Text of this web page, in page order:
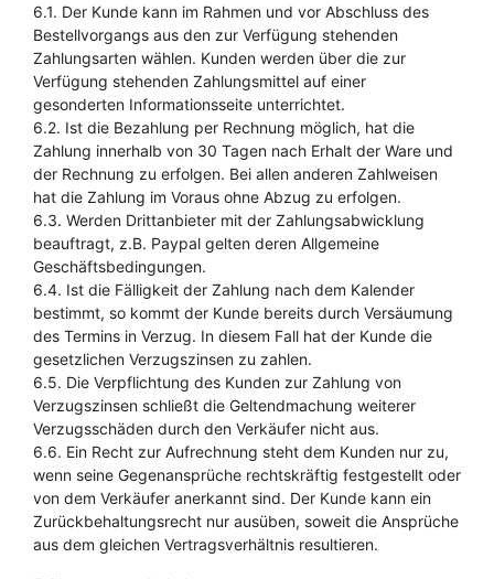
6.1. Der Kunde kann im Rahmen und vor Abschluss des
Bestellvorgangs aus den zur Verfügung stehenden
Zahlungsarten wählen. Kunden werden über die zur
Verfügung stehenden Zahlungsmittel auf einer
gesonderten Informationsseite unterrichtet.
6.2. Ist die Bezahlung per Rechnung möglich, hat die
Zahlung innerhalb von 30 Tagen nach Erhalt der Ware und
der Rechnung zu erfolgen. Bei allen anderen Zahlweisen
hat die Zahlung im Voraus ohne Abzug zu erfolgen.
6.3. Werden Drittanbieter mit der Zahlungsabwicklung
beauftragt, z.B. Paypal gelten deren Allgemeine
Geschäftsbedingungen.
6.4. Ist die Fälligkeit der Zahlung nach dem Kalender
bestimmt, so kommt der Kunde bereits durch Versäumung
des Termins in Verzug. In diesem Fall hat der Kunde die
gesetzlichen Verzugszinsen zu zahlen.
6.5. Die Verpflichtung des Kunden zur Zahlung von
Verzugszinsen schließt die Geltendmachung weiterer
Verzugsschäden durch den Verkäufer nicht aus.
6.6. Ein Recht zur Aufrechnung steht dem Kunden nur zu,
wenn seine Gegenansprüche rechtskräftig festgestellt oder
von dem Verkäufer anerkannt sind. Der Kunde kann ein
Zurückbehaltungsrecht nur ausüben, soweit die Ansprüche
aus dem gleichen Vertragsverhältnis resultieren.